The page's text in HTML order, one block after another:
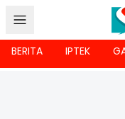
BERITA IPTEK